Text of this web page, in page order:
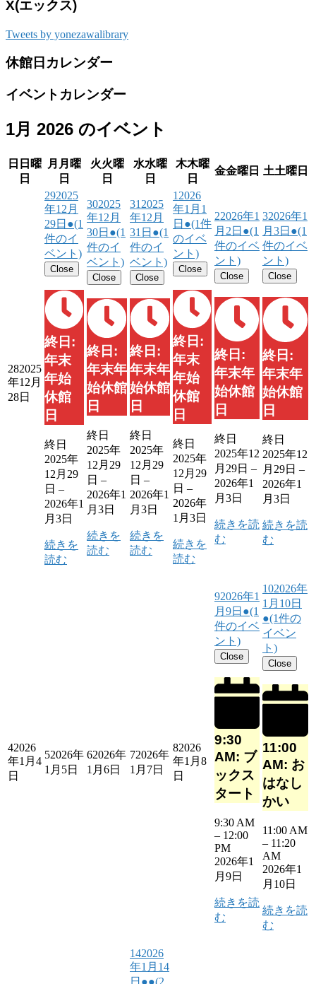
X(エックス)
Tweets by yonezawalibrary
休館日カレンダー
イベントカレンダー
1月 2026 のイベント
日 日曜
日
月 月曜
日
火火曜
日
水水曜
日
木木曜
日
金金曜日 土土曜日
282025
年12月
28日
292025
年12月
29日 ●(1
件のイ
ベント)
Close
終日:
年末
年始
休館
日
終日
2025年
12月29
日 –
2026年1
月3日
続きを
読む
302025
年12月
30日 ●(1
件のイ
ベント)
Close
終日:
年末年
始休館
日
終日
2025年
12月29
日 –
2026年1
月3日
続きを
読む
31 2025
年12月
31日 ●(1
件のイ
ベント)
Close
終日:
年末年
始休館
日
終日
2025年
12月29
日 –
2026年1
月3日
続きを
読む
1 2026
年1月1
日 ●(1件
のイベ
ント)
Close
終日:
年末
年始
休館
日
終日
2025年
12月29
日 –
2026年
1月3日
続きを
読む
22026年1
月2日 ●(1
件のイベ
ント)
Close
終日:
年末年
始休館
日
終日
2025年12
月29日 –
2026年1
月3日
続きを読
む
32026年1
月3日 ●(1
件のイベ
ント)
Close
終日:
年末年
始休館
日
終日
2025年12
月29日 –
2026年1
月3日
続きを読
む
42026
年1月4
日
52026年
1月5日
62026年
1月6日
72026年
1月7日
82026
年1月8
日
92026年1
月9日 ●(1
件のイベ
ント)
Close
9:30
AM: ブ
ックス
タート
9:30 AM
– 12:00
PM
2026年1
月9日
続きを読
む
102026年
1月10日
●(1件の
イベン
ト)
Close
11:00
AM: お
はなし
かい
11:00 AM
– 11:20
AM
2026年1
月10日
続きを読
む
142026
年1月14
日 ●●(2